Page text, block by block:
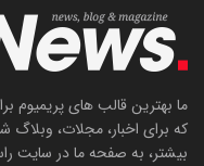
ما بهترین قالب های پریمیوم
که برای اخبار، مجلات،
بیشتر، به صفحه ما در سایت